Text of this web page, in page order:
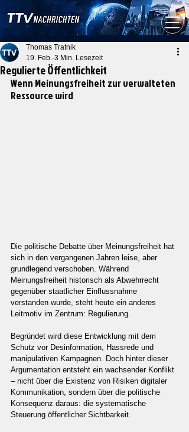
Regulierte Öffentlichkeit
Thomas Tratnik
19. Feb. 3 Min. Lesezeit
Wenn Meinungsfreiheit zur verwalteten
Ressource wird
Die politische Debatte über Meinungsfreiheit hat
sich in den vergangenen Jahren leise, aber
grundlegend verschoben. Während
Meinungsfreiheit historisch als Abwehrrecht
gegenüber staatlicher Einflussnahme
verstanden wurde, steht heute ein anderes
Leitmotiv im Zentrum: Regulierung.
Begründet wird diese Entwicklung mit dem
Schutz vor Desinformation, Hassrede und
manipulativen Kampagnen. Doch hinter dieser
Argumentation entsteht ein wachsender Konflikt
– nicht über die Existenz von Risiken digitaler
Kommunikation, sondern über die politische
Konsequenz daraus: die systematische
Steuerung öffentlicher Sichtbarkeit.